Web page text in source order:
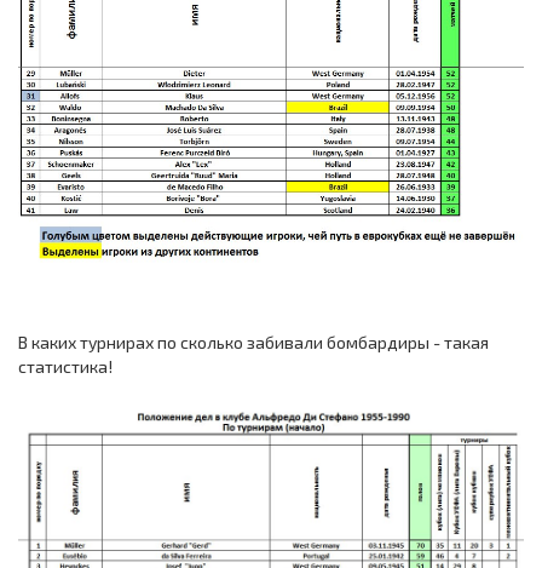
В каких турнирах по сколько забивали бомбардиры - такая
статистика!